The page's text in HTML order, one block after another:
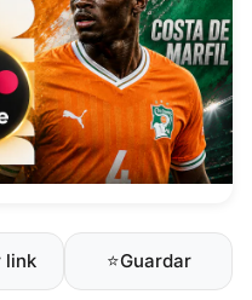
link ⭐Guardar